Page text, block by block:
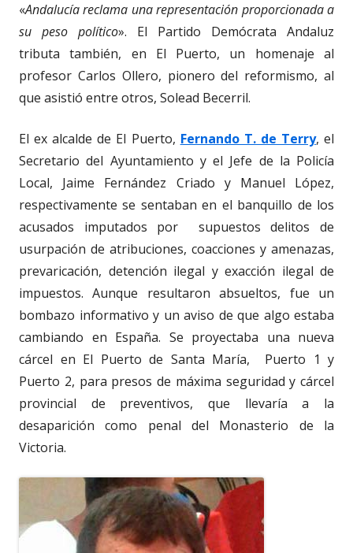
«Andalucía reclama una representación proporcionada a
su peso político». El Partido Demócrata Andaluz
tributa también, en El Puerto, un homenaje al
profesor Carlos Ollero, pionero del reformismo, al
que asistió entre otros, Solead Becerril.
El ex alcalde de El Puerto, Fernando T. de Terry, el
Secretario del Ayuntamiento y el Jefe de la Policía
Local, Jaime Fernández Criado y Manuel López,
respectivamente se sentaban en el banquillo de los
acusados imputados por supuestos delitos de
usurpación de atribuciones, coacciones y amenazas,
prevaricación, detención ilegal y exacción ilegal de
impuestos. Aunque resultaron absueltos, fue un
bombazo informativo y un aviso de que algo estaba
cambiando en España. Se proyectaba una nueva
cárcel en El Puerto de Santa María, Puerto 1 y
Puerto 2, para presos de máxima seguridad y cárcel
provincial de preventivos, que llevaría a la
desaparición como penal del Monasterio de la
Victoria.